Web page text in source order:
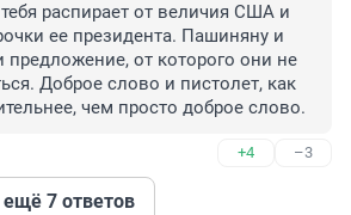
распирает от величия США и
ее президента. Пашиняну и
предложение, от которого они не
Доброе слово и пистолет, как
чем просто доброе слово.
+4 –3
7 ответов